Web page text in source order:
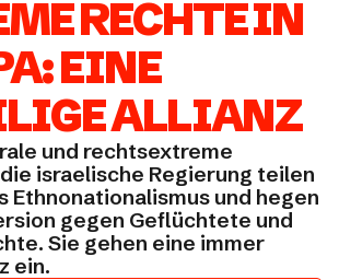
RECHTE IN
EINE
ALLIANZ
und rechtsextreme
israelische Regierung teilen
Ethnonationalismus und hegen
gegen Geflüchtete und
Sie gehen eine immer
ein.